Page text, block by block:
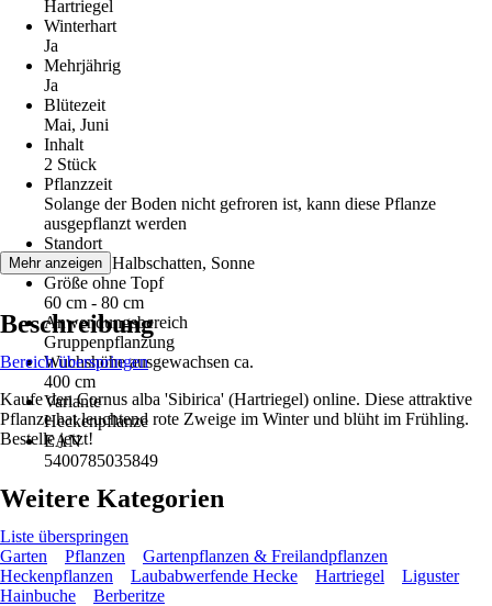
Hartriegel
Winterhart
Ja
Mehrjährig
Ja
Blütezeit
Mai, Juni
Inhalt
2 Stück
Pflanzzeit
Solange der Boden nicht gefroren ist, kann diese Pflanze
ausgepflanzt werden
Standort
Schatten, Halbschatten, Sonne
Größe ohne Topf
60 cm - 80 cm
Anwendungsbereich
Gruppenpflanzung
Wuchshöhe ausgewachsen ca.
400 cm
Variante
Heckenpflanze
EAN
5400785035849
Mehr anzeigen
Beschreibung
Bereich überspringen
Kaufe den Cornus alba 'Sibirica' (Hartriegel) online. Diese attraktive
Pflanze hat leuchtend rote Zweige im Winter und blüht im Frühling.
Bestelle jetzt!
Weitere Kategorien
Liste überspringen
Garten
Pflanzen
Gartenpflanzen & Freilandpflanzen
Heckenpflanzen
Laubabwerfende Hecke Hartriegel
Liguster
Hainbuche
Berberitze